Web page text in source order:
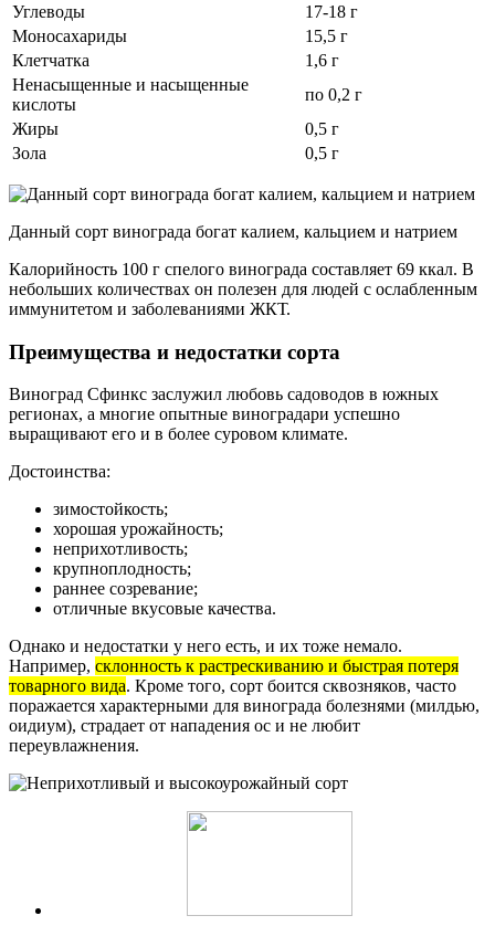
Углеводы
17-18 г
Моносахариды
15,5 г
Клетчатка
1,6 г
Ненасыщенные и насыщенные
кислоты
по 0,2 г
Жиры
0,5 г
Зола
0,5 г
Данный сорт винограда богат калием, кальцием и натрием
Калорийность 100 г спелого винограда составляет 69 ккал. В
небольших количествах он полезен для людей с ослабленным
иммунитетом и заболеваниями ЖКТ.
Преимущества и недостатки сорта
Виноград Сфинкс заслужил любовь садоводов в южных
регионах, а многие опытные виноградари успешно
выращивают его и в более суровом климате.
Достоинства:
зимостойкость;
хорошая урожайность;
неприхотливость;
крупноплодность;
раннее созревание;
отличные вкусовые качества.
Однако и недостатки у него есть, и их тоже немало.
Например, склонность к растрескиванию и быстрая потеря
товарного вида. Кроме того, сорт боится сквозняков, часто
поражается характерными для винограда болезнями (милдью,
оидиум), страдает от нападения ос и не любит
переувлажнения.